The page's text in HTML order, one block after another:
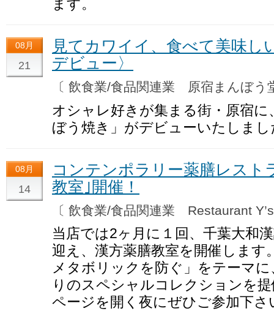
ます。
08月
21
見てカワイイ、食べて美味し
デビュー〉
〔 飲食業/食品関連業 原宿まんぼ
オシャレ好きが集まる街・原宿
ぼう焼き」がデビューいたしまし
08月
14
コンテンポラリー薬膳レス
教室｣開催！
〔 飲食業/食品関連業 Restaurant
当店では2ヶ月に１回、千葉大和
迎え、漢方薬膳教室を開催します
メタボリックを防ぐ」をテーマ
りのスペシャルコレクションを
ページを開く夜にぜひご参加下さ